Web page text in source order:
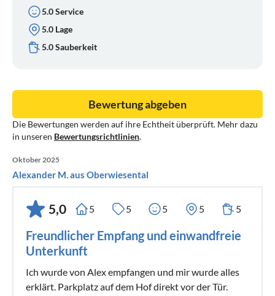
5.0 Service
5.0 Lage
5.0 Sauberkeit
Die Bewertungen werden auf ihre Echtheit überprüft. Mehr dazu
in unseren Bewertungsrichtlinien.
Bewertung abgeben
Oktober 2025
Alexander M. aus Oberwiesental
5,0 5 5 5 5 5
Freundlicher Empfang und einwandfreie
Unterkunft
Ich wurde von Alex empfangen und mir wurde alles
erklärt. Parkplatz auf dem Hof direkt vor der Tür.